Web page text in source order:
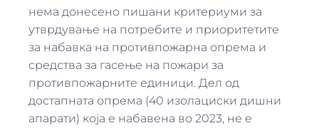
нема донесено пишани критериуми за
утврдување на потребите и приоритетите
за набавка на противпожарна опрема и
средства за гасење на пожари за
противпожарните единици. Дел од
достапната опрема (40 изолациски дишни
апарати) која е набавена во 2023, не е